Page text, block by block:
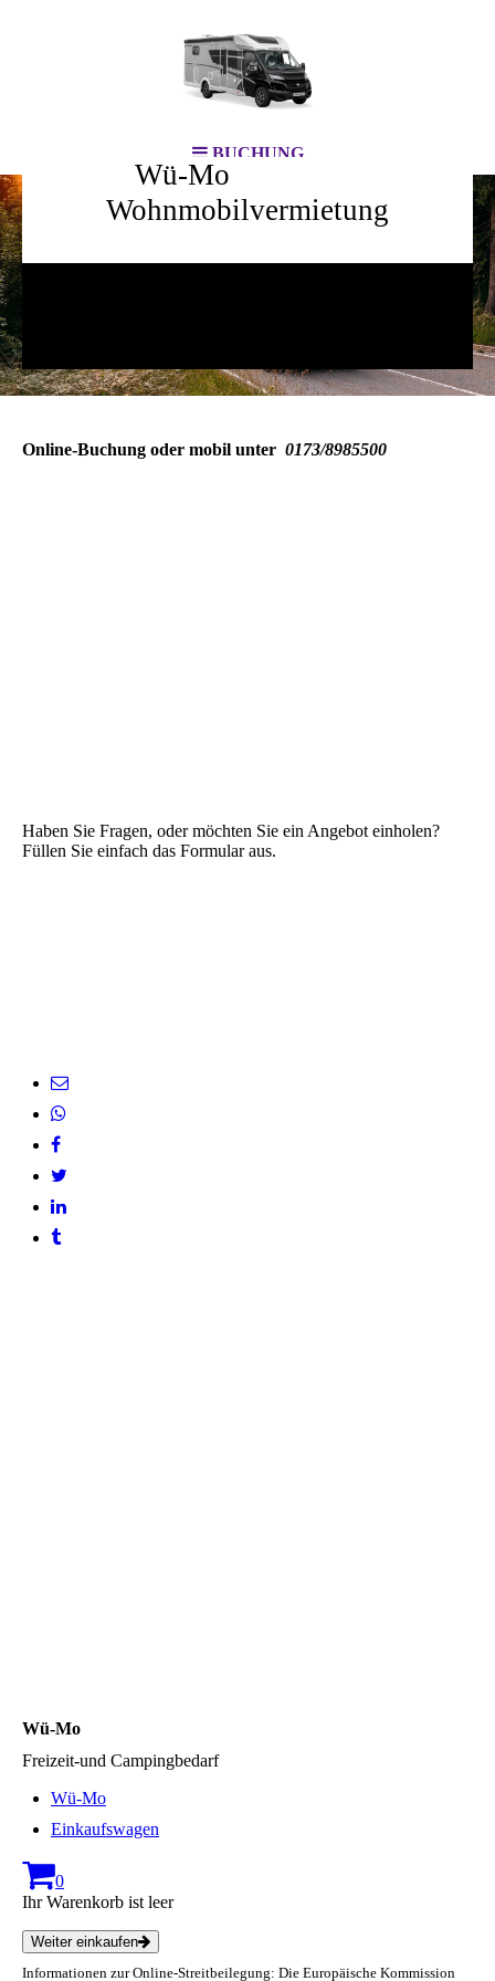
BUCHUNG
Wü-Mo
Wohnmobilvermietung
Online-Buchung oder mobil unter 0173/8985500
Haben Sie Fragen, oder möchten Sie ein Angebot einholen?
Füllen Sie einfach das Formular aus.
Wü-Mo
Freizeit-und Campingbedarf
Wü-Mo
Einkaufswagen
0
Ihr Warenkorb ist leer
Weiter einkaufen
Informationen zur Online-Streitbeilegung: Die Europäische Kommission